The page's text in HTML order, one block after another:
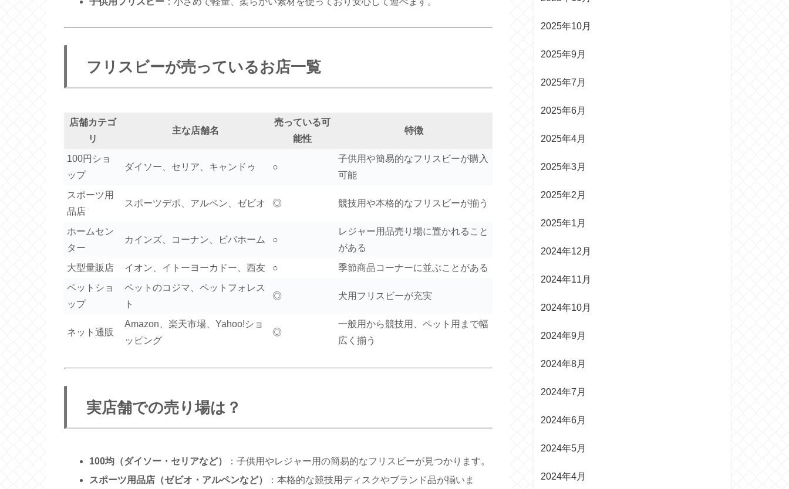
フリスビーが売っているお店一覧
店舗カテゴ
リ
主な店舗名
売っている可
能性
特徴
100円ショ
ップ
ダイソー、セリア、キャンドゥ ○
子供用や簡易的なフリスビーが購入
可能
スポーツ用
品店
スポーツデポ、アルペン、ゼビオ ◎ 競技用や本格的なフリスビーが揃う
ホームセン
ター
カインズ、コーナン、ビバホーム ○
レジャー用品売り場に置かれること
がある
大型量販店
イオン、イトーヨーカドー、西友 ○
季節商品コーナーに並ぶことがある
ペットショ
ップ
ペットのコジマ、ペットフォレス
ト
◎ 犬用フリスビーが充実
ネット通販
Amazon、楽天市場、Yahoo!ショ
ッピング
◎
一般用から競技用、ペット用まで幅
広く揃う
実店舗での売り場は？
100均（ダイソー・セリアなど）
：子供用やレジャー用の簡易的なフリスビーが見つかります。
スポーツ用品店（ゼビオ・アルペンなど）
：本格的な競技用ディスクやブランド品が揃いま
2025年10月
2025年9月
2025年7月
2025年6月
2025年4月
2025年3月
2025年2月
2025年1月
2024年12月
2024年11月
2024年10月
2024年9月
2024年8月
2024年7月
2024年6月
2024年5月
2024年4月